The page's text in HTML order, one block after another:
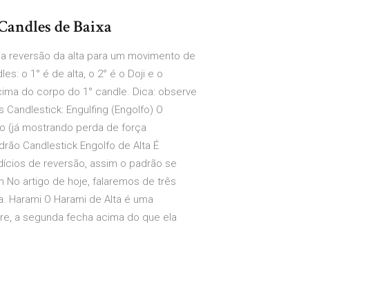
de Baixa
reversão da alta para um movimento de
o 1° é de alta, o 2° é o Doji e o
do corpo do 1° candle. Dica: observe
Engulfing (Engolfo) O
(já mostrando perda de força
Candlestick Engolfo de Alta É
de reversão, assim o padrão se
No artigo de hoje, falaremos de três
O Harami de Alta é uma
a segunda fecha acima do que ela